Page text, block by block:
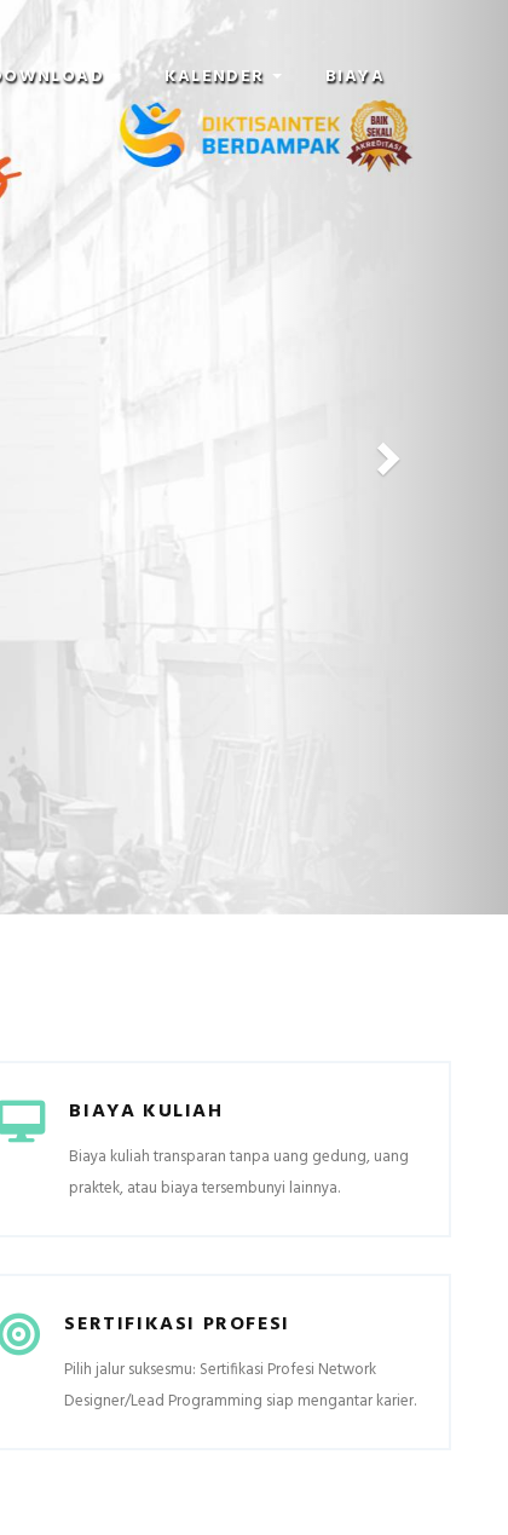
KALENDER BIAYA
BIAYA KULIAH
Biaya kuliah transparan tanpa uang gedung, uang
praktek, atau biaya tersembunyi lainnya.
SERTIFIKASI PROFESI
Pilih jalur suksesmu: Sertifikasi Profesi Network
Designer/Lead Programming siap mengantar karier.